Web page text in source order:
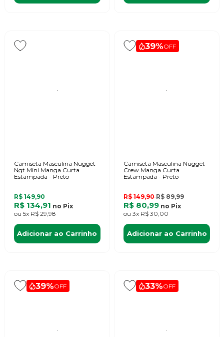
Camiseta Masculina Nugget
Ngt Mini Manga Curta
Estampada - Preto
R$ 149,90
R$ 134,91 no Pix
ou 5x R$ 29,98
Adicionar ao Carrinho
39%OFF
Camiseta Masculina Nugget
Crew Manga Curta
Estampada - Preto
R$ 149,90R$ 89,99
R$ 80,99 no Pix
ou 3x R$ 30,00
Adicionar ao Carrinho
39%OFF 33%OFF